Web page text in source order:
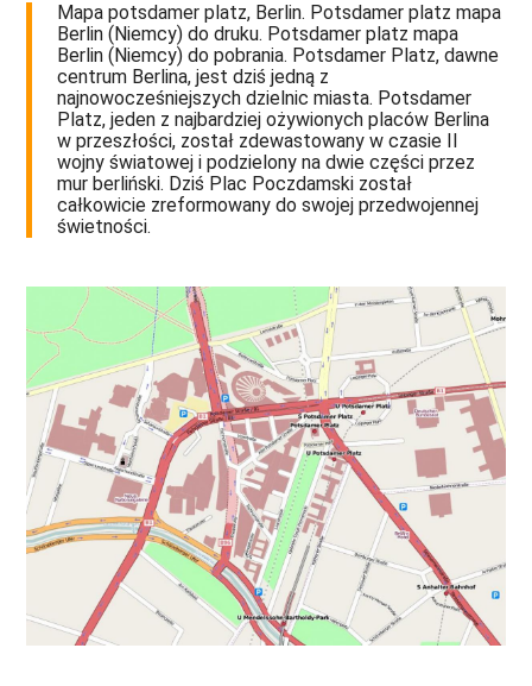
Mapa potsdamer platz, Berlin. Potsdamer platz mapa
Berlin (Niemcy) do druku. Potsdamer platz mapa
Berlin (Niemcy) do pobrania. Potsdamer Platz, dawne
centrum Berlina, jest dziś jedną z
najnowocześniejszych dzielnic miasta. Potsdamer
Platz, jeden z najbardziej ożywionych placów Berlina
w przeszłości, został zdewastowany w czasie II
wojny światowej i podzielony na dwie części przez
mur berliński. Dziś Plac Poczdamski został
całkowicie zreformowany do swojej przedwojennej
świetności.